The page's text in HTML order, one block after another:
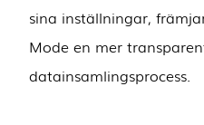
sina inställningar,
Mode en mer
datainsamlingsprocess.